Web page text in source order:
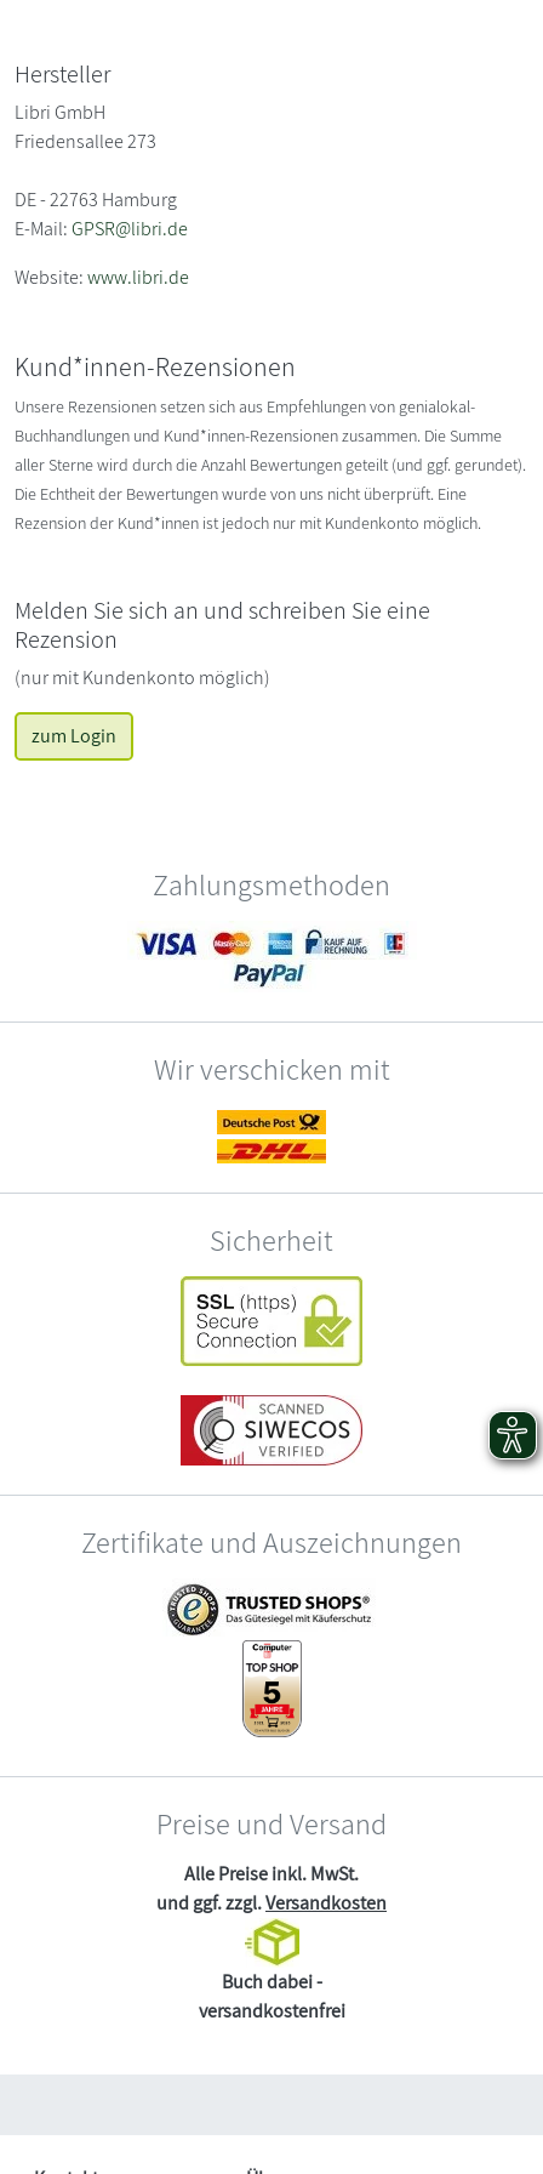
Hersteller
Libri GmbH
Friedensallee 273
DE - 22763 Hamburg
E-Mail:GPSR@libri.de
Website:www.libri.de
Kund*innen-Rezensionen
Unsere Rezensionen setzen sich aus Empfehlungen von genialokal-
Buchhandlungen und Kund*innen-Rezensionen zusammen. Die Summe
aller Sterne wird durch die Anzahl Bewertungen geteilt (und ggf. gerundet).
Die Echtheit der Bewertungen wurde von uns nicht überprüft. Eine
Rezension der Kund*innen ist jedoch nur mit Kundenkonto möglich.
Melden Sie sich an und schreiben Sie eine
Rezension
(nur mit Kundenkonto möglich)
zum Login
Zahlungsmethoden
Wir verschicken mit
Sicherheit
Zertifikate und Auszeichnungen
Preise und Versand
Alle Preise inkl. MwSt.
und ggf. zzgl.Versandkosten
Buch dabei -
versandkostenfrei